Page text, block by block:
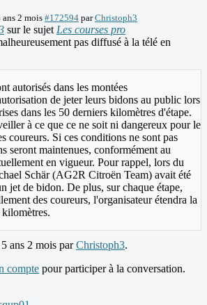
2 mois #172594 parChristoph3
sur le sujet Les courses pro
pas diffusé à la télé en
autorisés dans les montées
de jeter leurs bidons au public lors
dans les 50 derniers kilomètres d'étape.
à ce que ce ne soit ni dangereux pour le
coureurs. Si ces conditions ne sont pas
seront maintenues, conformément au
en vigueur. Pour rappel, lors du
Schär (AG2R Citroën Team) avait été
jet de bidon. De plus, sur chaque étape,
des coureurs, l'organisateur étendra la
ans 2 mois parChristoph3.
compte pour participer à la conversation.